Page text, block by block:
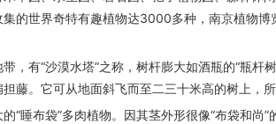
的世界奇特有趣植物达3000多种，南京植物
有“沙漠水塔”之称，树杆膨大如酒瓶的“瓶杆树
藤。它可从地面斜飞而至二三十米高的树上，所
睡布袋”多肉植物。因其茎外形很像“布袋和尚”